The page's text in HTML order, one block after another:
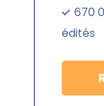
670
édités